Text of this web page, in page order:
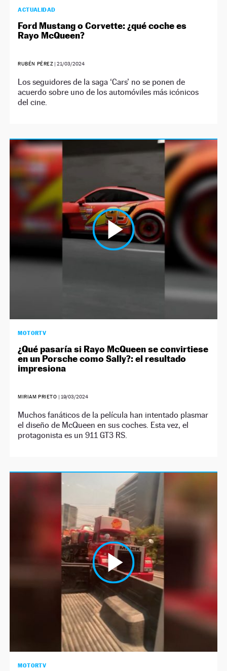
ACTUALIDAD
Ford Mustang o Corvette: ¿qué coche es
Rayo McQueen?
RUBÉN PÉREZ |21/03/2024
Los seguidores de la saga ‘Cars’ no se ponen de
acuerdo sobre uno de los automóviles más icónicos
del cine.
MOTORTV
¿Qué pasaría si Rayo McQueen se convirtiese
en un Porsche como Sally?: el resultado
impresiona
MIRIAM PRIETO | 19/03/2024
Muchos fanáticos de la película han intentado plasmar
el diseño de McQueen en sus coches. Esta vez, el
protagonista es un 911 GT3 RS.
MOTORTV